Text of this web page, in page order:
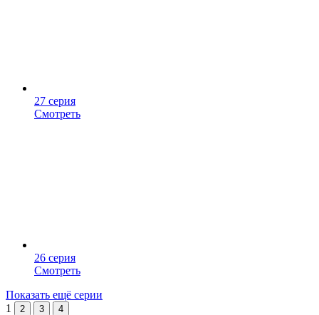
27 серия
Смотреть
26 серия
Смотреть
Показать ещё серии
1
2 3 4